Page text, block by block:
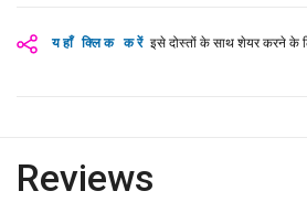
यहाँ क्लिक करें इसे दोस्तों के साथ शेयर करने के
Reviews